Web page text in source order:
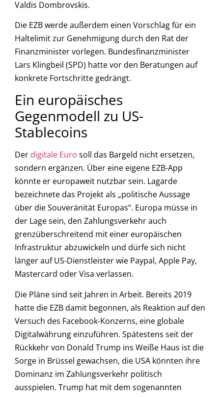
Valdis Dombrovskis.
Die EZB werde außerdem einen Vorschlag für ein
Haltelimit zur Genehmigung durch den Rat der
Finanzminister vorlegen. Bundesfinanzminister
Lars Klingbeil (SPD) hatte vor den Beratungen auf
konkrete Fortschritte gedrängt.
Ein europäisches
Gegenmodell zu US-
Stablecoins
Der digitale Euro soll das Bargeld nicht ersetzen,
sondern ergänzen. Über eine eigene EZB-App
könnte er europaweit nutzbar sein. Lagarde
bezeichnete das Projekt als „politische Aussage
über die Souveränität Europas“. Europa müsse in
der Lage sein, den Zahlungsverkehr auch
grenzüberschreitend mit einer europäischen
Infrastruktur abzuwickeln und dürfe sich nicht
länger auf US-Dienstleister wie Paypal, Apple Pay,
Mastercard oder Visa verlassen.
Die Pläne sind seit Jahren in Arbeit. Bereits 2019
hatte die EZB damit begonnen, als Reaktion auf den
Versuch des Facebook-Konzerns, eine globale
Digitalwährung einzuführen. Spätestens seit der
Rückkehr von Donald Trump ins Weiße Haus ist die
Sorge in Brüssel gewachsen, die USA könnten ihre
Dominanz im Zahlungsverkehr politisch
ausspielen. Trump hat mit dem sogenannten